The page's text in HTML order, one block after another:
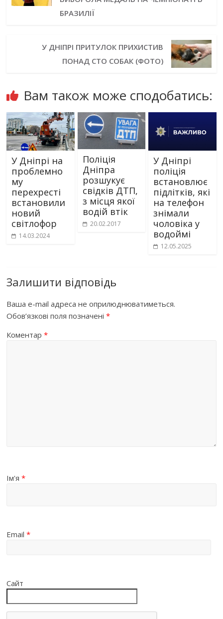
БРАЗИЛІЇ
У ДНІПРІ ПРИТУЛОК ПРИХИСТИВ
ПОНАД СТО СОБАК (ФОТО)
Вам також може сподобатись:
У Дніпрі на
проблемно
му
перехресті
встановили
новий
світлофор
14.03.2024
Поліція
Дніпра
розшукує
свідків ДТП,
з місця якої
водій втік
20.02.2017
У Дніпрі
поліція
встановлює
підлітків, які
на телефон
знімали
чоловіка у
водоймі
12.05.2025
Залишити відповідь
Ваша e-mail адреса не оприлюднюватиметься.
Обов’язкові поля позначені*
Коментар*
Ім'я*
Email*
Сайт